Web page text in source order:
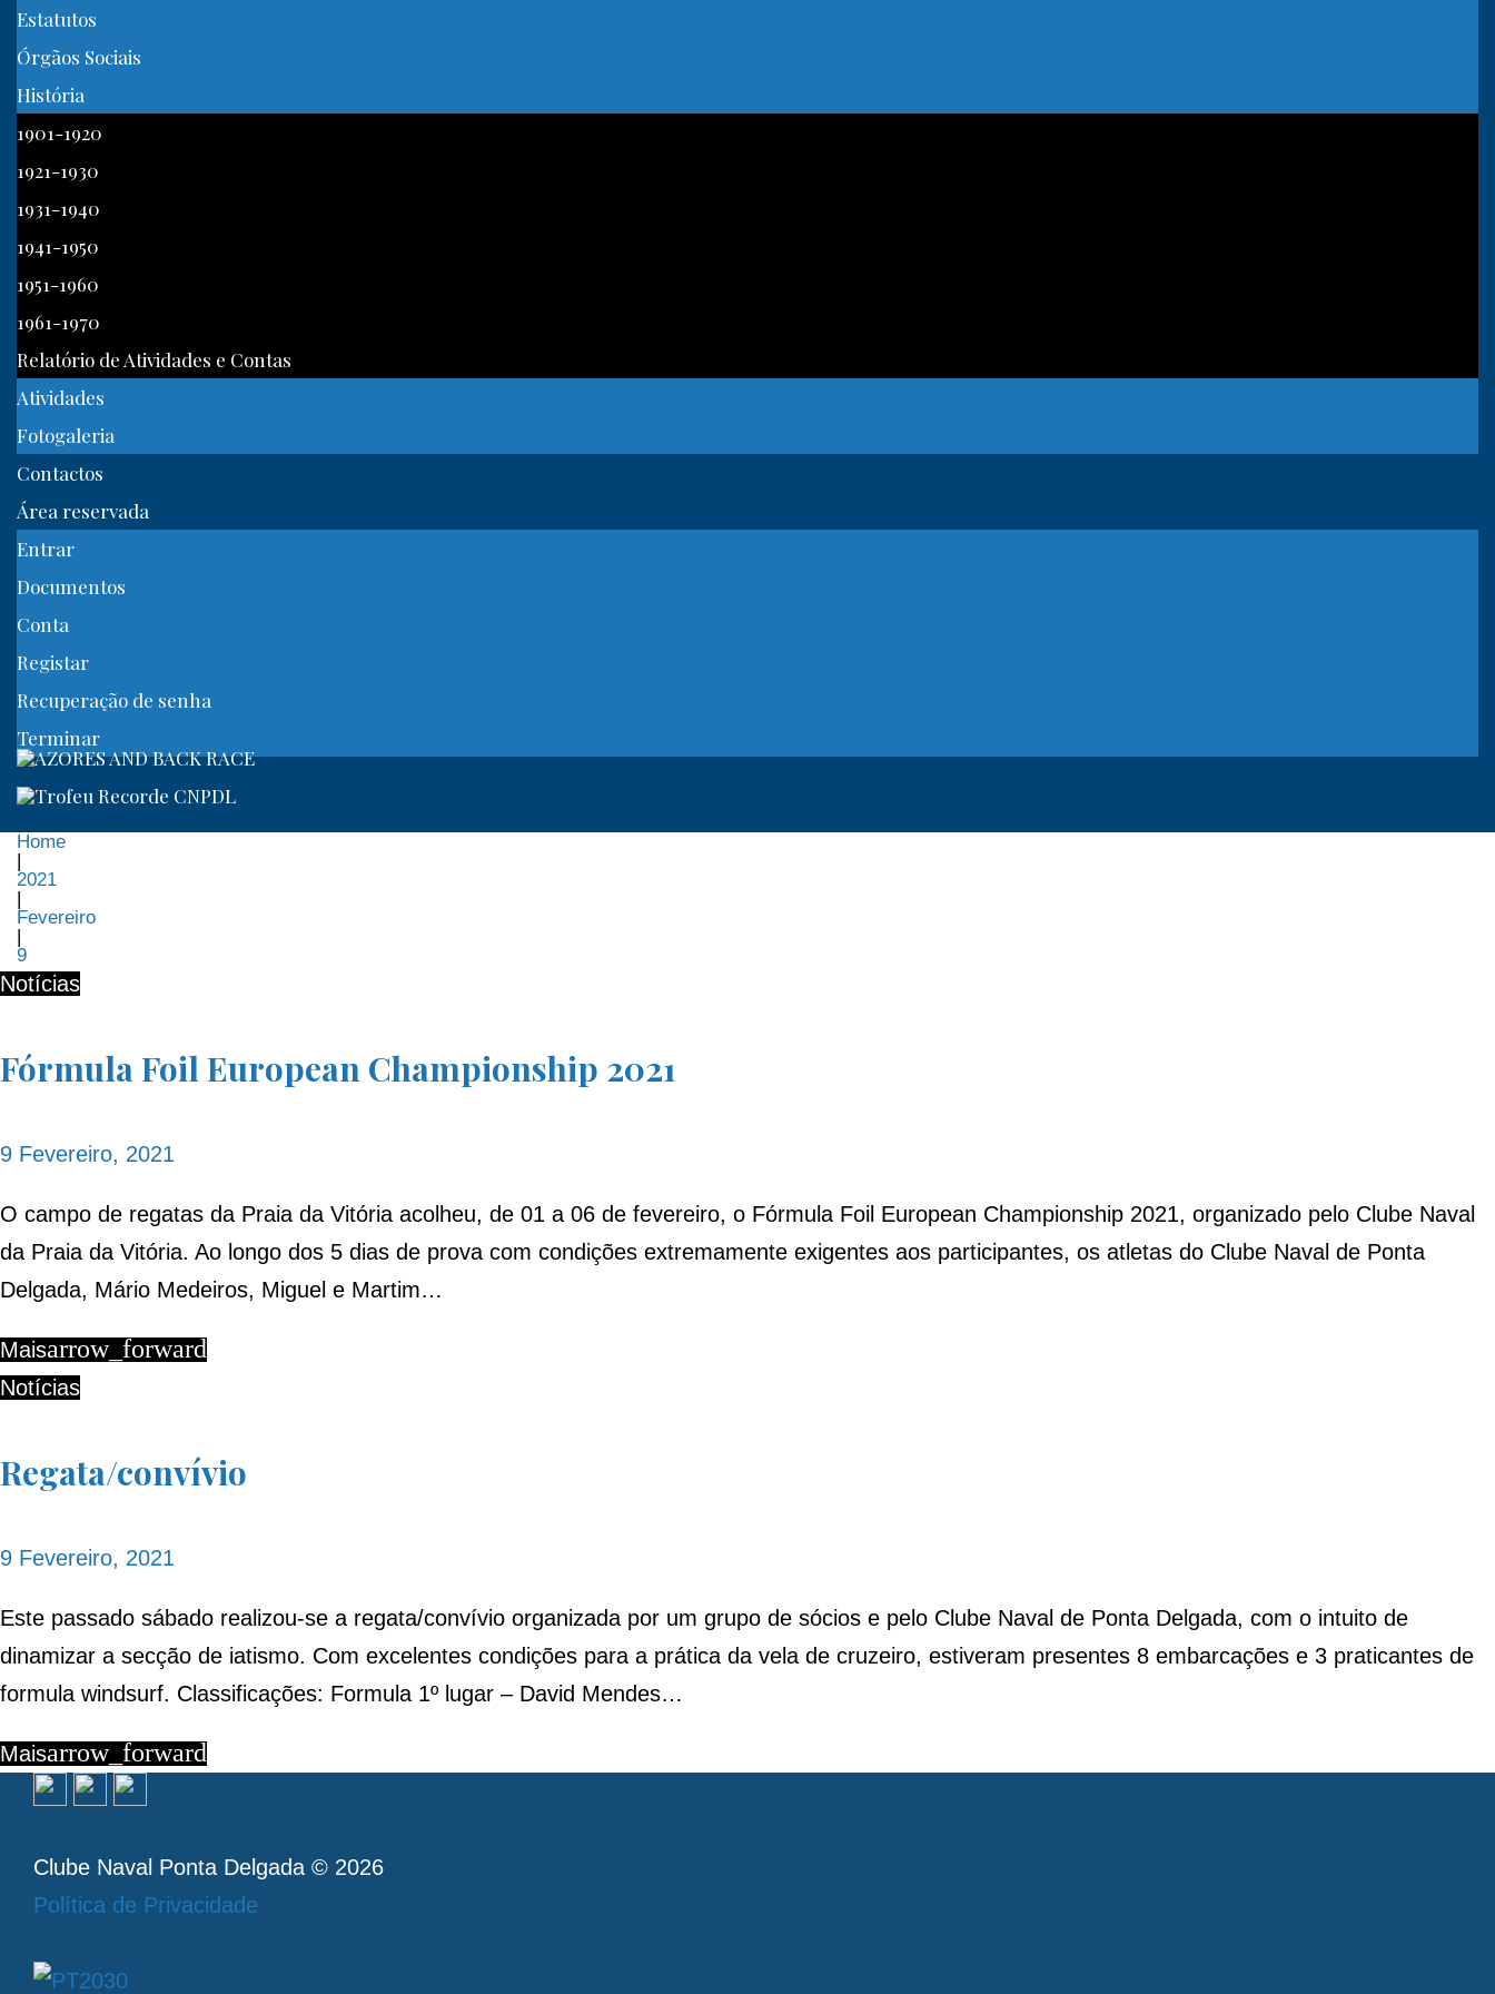
Estatutos
Órgãos Sociais
História
1901-1920
1921-1930
1931-1940
1941-1950
1951-1960
1961-1970
Relatório de Atividades e Contas
Atividades
Fotogaleria
Contactos
Área reservada
Entrar
Documentos
Conta
Registar
Recuperação de senha
Terminar
Home
|
2021
|
Fevereiro
|
9
Dia:
9
de
Fevereiro,
2021
Notícias
Fórmula Foil European Championship 2021
9 Fevereiro, 2021
O campo de regatas da Praia da Vitória acolheu, de 01 a 06 de fevereiro, o Fórmula Foil European Championship 2021, organizado pelo Clube Naval
da Praia da Vitória. Ao longo dos 5 dias de prova com condições extremamente exigentes aos participantes, os atletas do Clube Naval de Ponta
Delgada, Mário Medeiros, Miguel e Martim…
Maisarrow_forward
Notícias
Regata/convívio
9 Fevereiro, 2021
Este passado sábado realizou-se a regata/convívio organizada por um grupo de sócios e pelo Clube Naval de Ponta Delgada, com o intuito de
dinamizar a secção de iatismo. Com excelentes condições para a prática da vela de cruzeiro, estiveram presentes 8 embarcações e 3 praticantes de
formula windsurf. Classificações: Formula 1º lugar – David Mendes…
Maisarrow_forward
Clube Naval Ponta Delgada © 2026
Política de Privacidade